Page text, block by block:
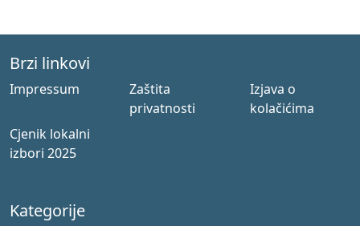
Brzi linkovi
Impressum
Zaštita
privatnosti
Izjava o
kolačićima
Cjenik lokalni
izbori 2025
Kategorije